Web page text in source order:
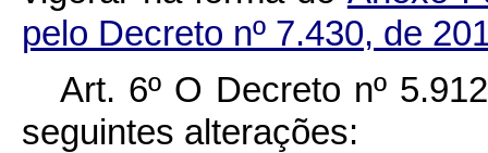
pelo Decreto nº 7.430, de
Art. 6º O Decreto nº
seguintes alterações: